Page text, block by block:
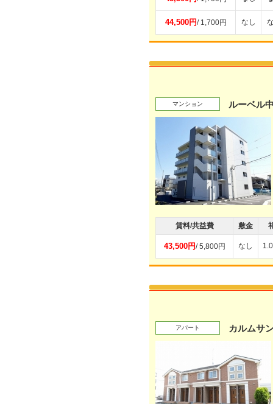
44,500円/ 1,700円 なし
マンション ルーベル
賃料/共益費 敷金
43,500円/ 5,800円 なし
アパート カルムサ